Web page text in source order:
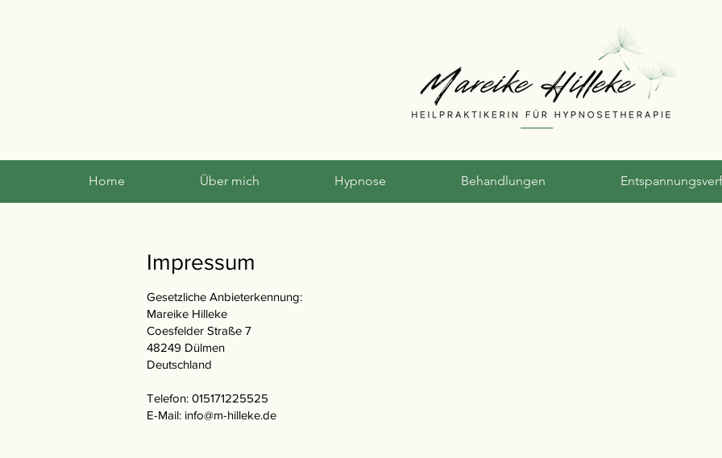
Home Über mich Hypnose Behandlungen
Impressum
Gesetzliche Anbieterkennung:
Mareike Hilleke
Coesfelder Straße 7
48249 Dülmen
Deutschland
Telefon: 015171225525
E-Mail: info@m-hilleke.de